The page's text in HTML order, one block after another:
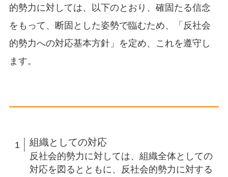
的勢力に対しては、以下のとおり、確固たる信念
をもって、断固とした姿勢で臨むため、「反社会
的勢力への対応基本方針」を定め、これを遵守し
ます。
組織としての対応
反社会的勢力に対しては、組織全体としての
対応を図るとともに、反社会的勢力に対する